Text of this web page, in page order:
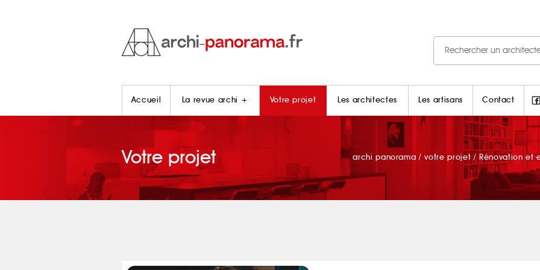
Accueil La revue archi + Votre projet Les architectes Les artisans Contact
Votre projet archi panorama /votre projet / Rénovation et